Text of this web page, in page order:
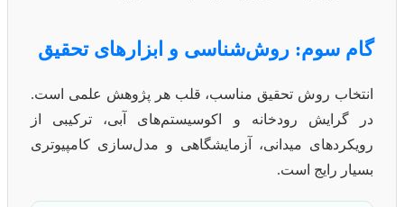
گام سوم: روش‌شناسی و ابزارهای تحقیق
انتخاب روش تحقیق مناسب، قلب هر پژوهش علمی است.
در گرایش رودخانه و اکوسیستم‌های آبی، ترکیبی از
رویکردهای میدانی، آزمایشگاهی و مدل‌سازی کامپیوتری
بسیار رایج است.